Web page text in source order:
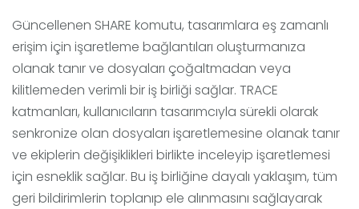
Güncellenen SHARE komutu, tasarımlara eş zamanlı
erişim için işaretleme bağlantıları oluşturmanıza
olanak tanır ve dosyaları çoğaltmadan veya
kilitlemeden verimli bir iş birliği sağlar. TRACE
katmanları, kullanıcıların tasarımcıyla sürekli olarak
senkronize olan dosyaları işaretlemesine olanak tanır
ve ekiplerin değişiklikleri birlikte inceleyip işaretlemesi
için esneklik sağlar. Bu iş birliğine dayalı yaklaşım, tüm
geri bildirimlerin toplanıp ele alınmasını sağlayarak